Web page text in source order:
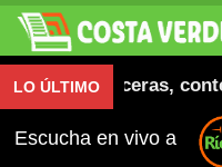
LO ÚLTIMO
inaugura aceras,
Escucha en vivo a